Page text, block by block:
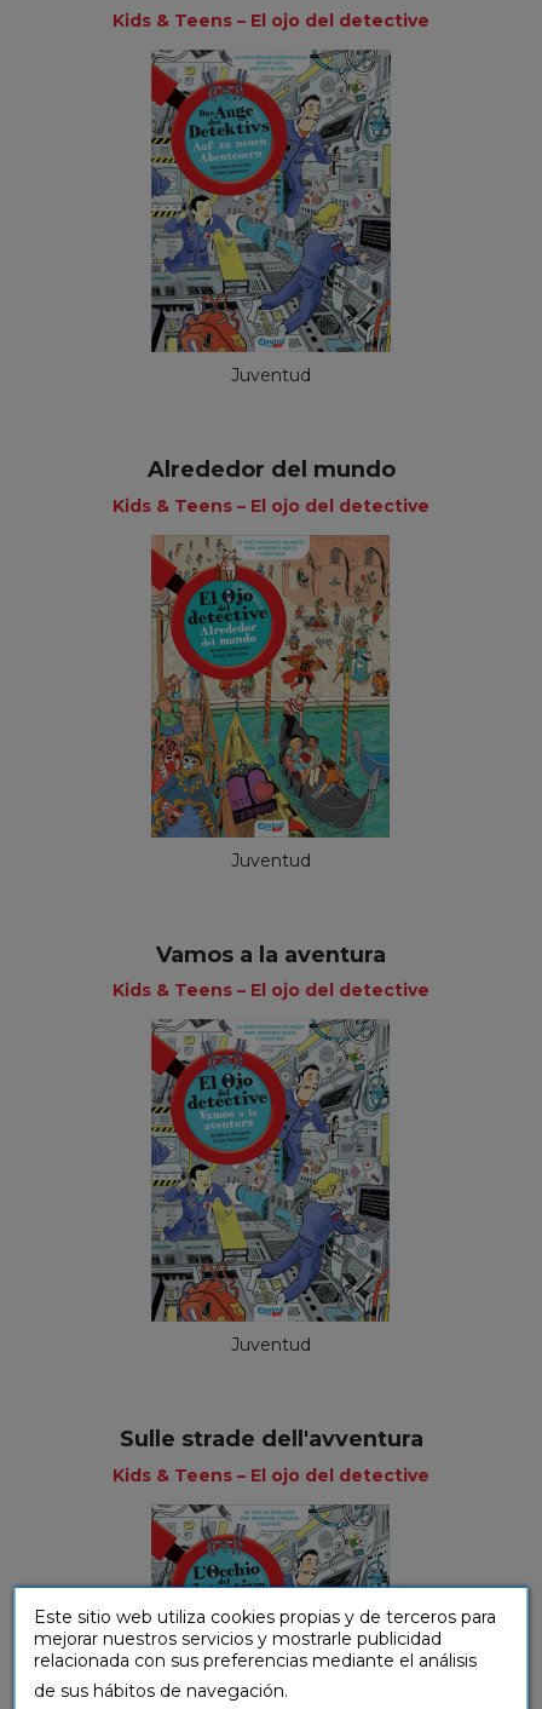
Kids & Teens – El ojo del detective
Juventud
Alrededor del mundo
Kids & Teens – El ojo del detective
Juventud
Vamos a la aventura
Kids & Teens – El ojo del detective
Juventud
Sulle strade dell'avventura
Kids & Teens – El ojo del detective
Este sitio web utiliza cookies propias y de terceros para
mejorar nuestros servicios y mostrarle publicidad
relacionada con sus preferencias mediante el análisis
de sus hábitos de navegación.